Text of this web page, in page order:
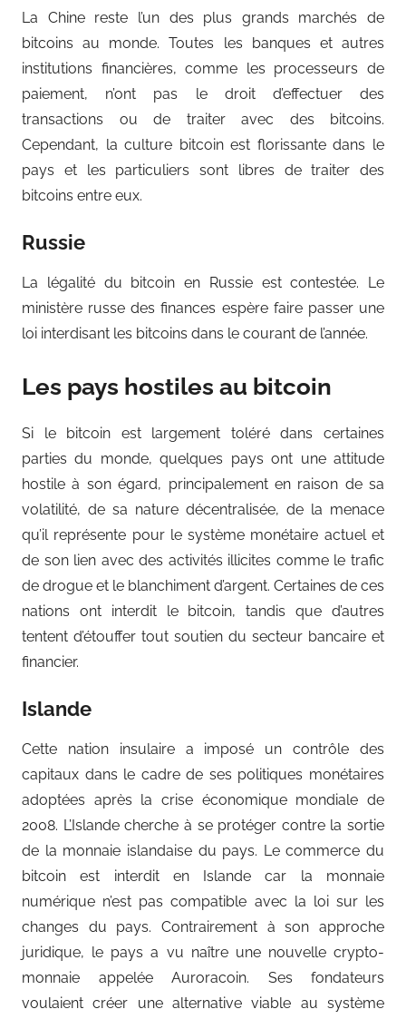
La Chine reste l’un des plus grands marchés de
bitcoins au monde. Toutes les banques et autres
institutions financières, comme les processeurs de
paiement, n’ont pas le droit d’effectuer des
transactions ou de traiter avec des bitcoins.
Cependant, la culture bitcoin est florissante dans le
pays et les particuliers sont libres de traiter des
bitcoins entre eux.
Russie
La légalité du bitcoin en Russie est contestée. Le
ministère russe des finances espère faire passer une
loi interdisant les bitcoins dans le courant de l’année.
Les pays hostiles au bitcoin
Si le bitcoin est largement toléré dans certaines
parties du monde, quelques pays ont une attitude
hostile à son égard, principalement en raison de sa
volatilité, de sa nature décentralisée, de la menace
qu’il représente pour le système monétaire actuel et
de son lien avec des activités illicites comme le trafic
de drogue et le blanchiment d’argent. Certaines de ces
nations ont interdit le bitcoin, tandis que d’autres
tentent d’étouffer tout soutien du secteur bancaire et
financier.
Islande
Cette nation insulaire a imposé un contrôle des
capitaux dans le cadre de ses politiques monétaires
adoptées après la crise économique mondiale de
2008. L’Islande cherche à se protéger contre la sortie
de la monnaie islandaise du pays. Le commerce du
bitcoin est interdit en Islande car la monnaie
numérique n’est pas compatible avec la loi sur les
changes du pays. Contrairement à son approche
juridique, le pays a vu naître une nouvelle crypto-
monnaie appelée Auroracoin. Ses fondateurs
voulaient créer une alternative viable au système